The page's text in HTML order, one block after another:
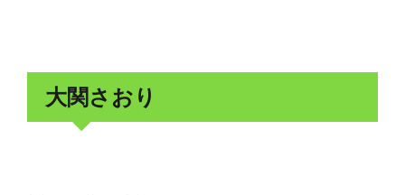
大関さおり